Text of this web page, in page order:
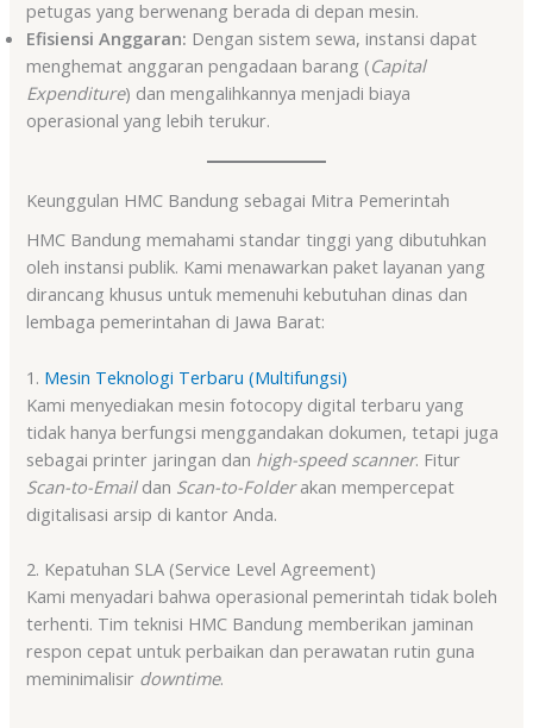
petugas yang berwenang berada di depan mesin.
Efisiensi Anggaran: Dengan sistem sewa, instansi dapat
menghemat anggaran pengadaan barang (Capital
Expenditure) dan mengalihkannya menjadi biaya
operasional yang lebih terukur.
Keunggulan HMC Bandung sebagai Mitra Pemerintah
HMC Bandung memahami standar tinggi yang dibutuhkan
oleh instansi publik. Kami menawarkan paket layanan yang
dirancang khusus untuk memenuhi kebutuhan dinas dan
lembaga pemerintahan di Jawa Barat:
1. Mesin Teknologi Terbaru (Multifungsi)
Kami menyediakan mesin fotocopy digital terbaru yang
tidak hanya berfungsi menggandakan dokumen, tetapi juga
sebagai printer jaringan dan high-speed scanner. Fitur
Scan-to-Emaildan Scan-to-Folderakan mempercepat
digitalisasi arsip di kantor Anda.
2. Kepatuhan SLA (Service Level Agreement)
Kami menyadari bahwa operasional pemerintah tidak boleh
terhenti. Tim teknisi HMC Bandung memberikan jaminan
respon cepat untuk perbaikan dan perawatan rutin guna
meminimalisir downtime.